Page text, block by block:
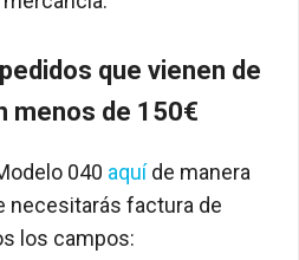
que vienen de
menos de 150€
040 aquíde manera
necesitarás factura de
los campos: